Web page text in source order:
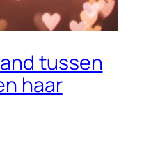
tussen
haar